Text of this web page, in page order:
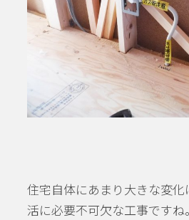
住宅自体にあまり大きな変
活に必要不可欠な工事ですね。